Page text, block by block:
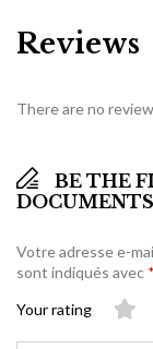
Reviews
There are no
BE THE
Votre adresse e-
sont indiqués avec *
Your rating